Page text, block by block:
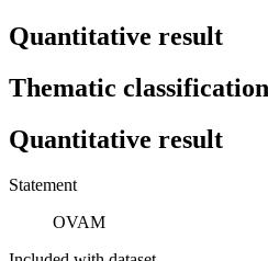
Quantitative result
Thematic
Quantitative result
Statement
OVAM